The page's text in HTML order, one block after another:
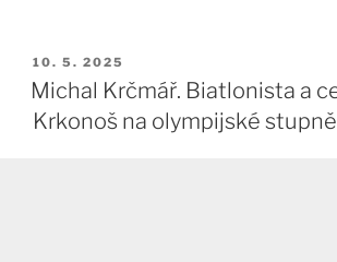
PUBLIKOVÁNO
10. 5. 2025
Michal Krčmář. Biatlonista a
Krkonoš na olympijské stupně